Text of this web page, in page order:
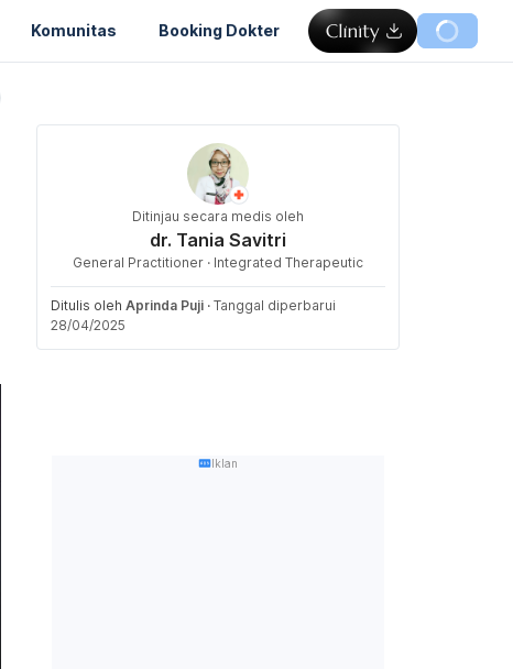
Komunitas Booking Dokter
Ditinjau secara medis oleh
dr. Tania Savitri
General Practitioner · Integrated Therapeutic
Ditulis oleh Aprinda Puji · Tanggal diperbarui
28/04/2025
Iklan